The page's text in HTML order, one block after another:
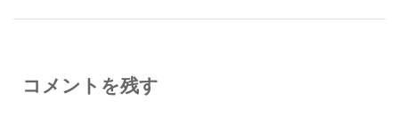
コメントを残す